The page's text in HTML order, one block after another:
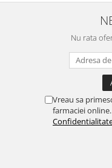
Nu rata
Vreau sa
farmaciei